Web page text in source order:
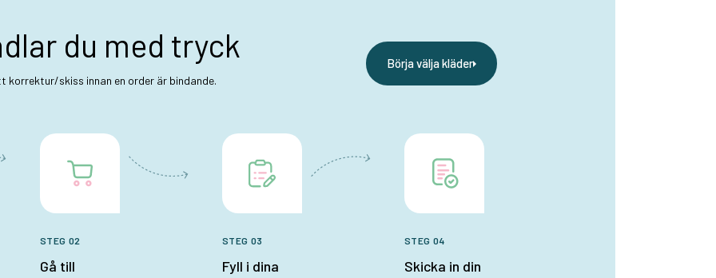
du med tryck
korrektur/skiss innan en order är bindande.
Börja välja kläder
STEG 02
Gå till
STEG 03
Fyll i dina
STEG 04
Skicka in din